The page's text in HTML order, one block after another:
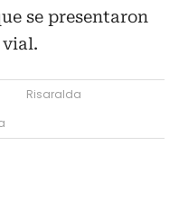
se presentaron
Risaralda